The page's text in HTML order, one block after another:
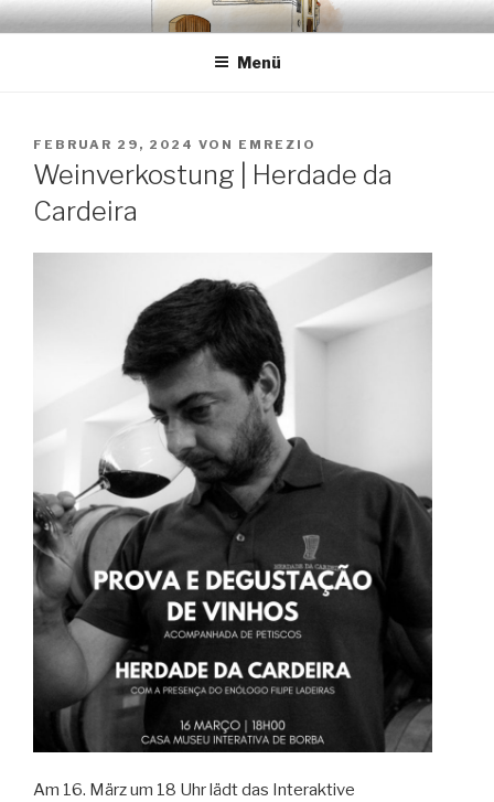
Zum
InhaltEMRÉZIO
Casa Museu Interativa de Borba
Menü
VERÖFFENTLICHT
AM
FEBRUAR 29, 2024 VON EMREZIO
Weinverkostung | Herdade da
Cardeira
Am 16. März um 18 Uhr lädt das Interaktive